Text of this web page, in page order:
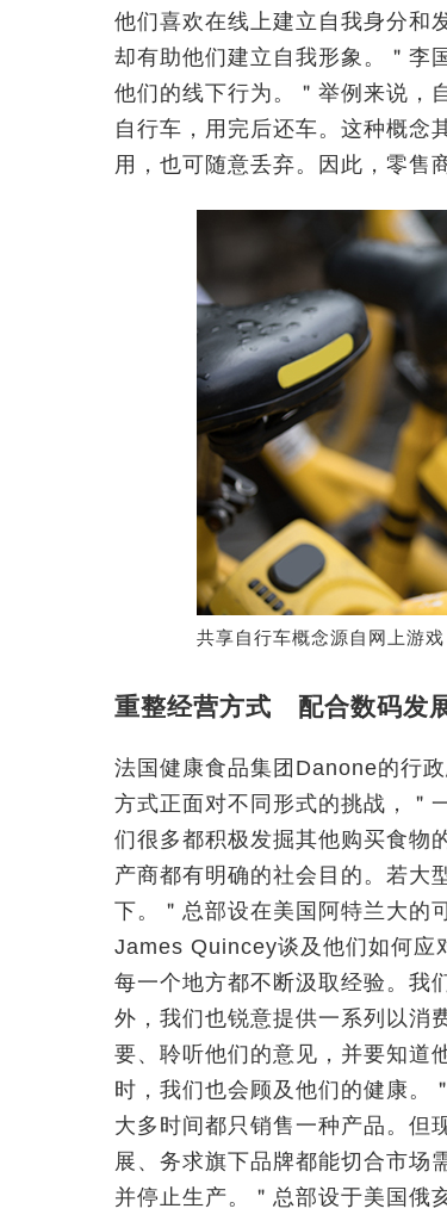
他们喜欢在线上建立自我身分和
却有助他们建立自我形象。＂李
他们的线下行为。＂举例来说，
自行车，用完后还车。这种概念
用，也可随意丢弃。因此，零售
共享自行车概念源自网上游
重整经营方式 配合数码发
法国健康食品集团Danone的行
方式正面对不同形式的挑战，＂
们很多都积极发掘其他购买食物
产商都有明确的社会目的。若大
下。＂总部设在美国阿特兰大的
James Quincey谈及他们如何应
每一个地方都不断汲取经验。我
外，我们也锐意提供一系列以消
要、聆听他们的意见，并要知道
时，我们也会顾及他们的健康。
大多时间都只销售一种产品。但
展、务求旗下品牌都能切合市场
并停止生产。＂总部设于美国俄